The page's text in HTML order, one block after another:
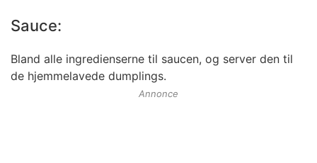
Sauce:
Bland alle ingredienserne til saucen, og server den til
de hjemmelavede dumplings.
Annonce